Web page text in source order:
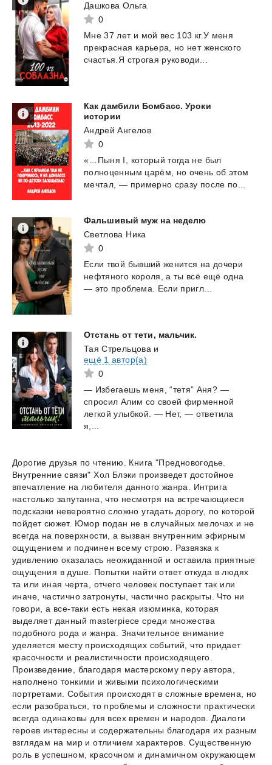
Дашкова Ольга
0
Мне 37 лет и мой вес 103 кг.У меня
прекрасная карьера, но нет женского
счастья.Я строгая руководи...
Как дамбили Бомбасс. Уроки
истории
Андрей Ангелов
0
«…Пыня I, который тогда не был
полноценным царём, но очень об этом
мечтал, — примерно сразу после по...
Фальшивый муж на неделю
Светлова Ника
0
Если твой бывший женится на дочери
нефтяного короля, а ты всё ещё одна
— это проблема. Если пригл...
Отстань от тети, мальчик.
Тая Стрельцоваи
ещё 1 автор(а)
0
— Избегаешь меня, “тетя” Аня? —
спросил Алим со своей фирменной
легкой улыбкой. — Нет, — ответила
я,...
Дорогие друзья по чтению. Книга "Предновогодье.
Внутренние связи" Хол Блэки произведет достойное
впечатление на любителя данного жанра. Интрига
настолько запутанна, что несмотря на встречающиеся
подсказки невероятно сложно угадать дорогу, по которой
пойдет сюжет. Юмор подан не в случайных мелочах и не
всегда на поверхности, а вызван внутренним эфирным
ощущением и подчинен всему строю. Развязка к
удивлению оказалась неожиданной и оставила приятные
ощущения в душе. Попытки найти ответ откуда в людях
та или иная черта, отчего человек поступает так или
иначе, частично затронуты, частично раскрыты. Что ни
говори, а все-таки есть некая изюминка, которая
выделяет данный masterpiece среди множества
подобного рода и жанра. Значительное внимание
уделяется месту происходящих событий, что придает
красочности и реалистичности происходящего.
Произведение, благодаря мастерскому перу автора,
наполнено тонкими и живыми психологическими
портретами. События происходят в сложные времена, но
если разобраться, то проблемы и сложности практически
всегда одинаковы для всех времен и народов. Диалоги
героев интересны и содержательны благодаря их разным
взглядам на мир и отличием характеров. Существенную
роль в успешном, красочном и динамичном окружающем